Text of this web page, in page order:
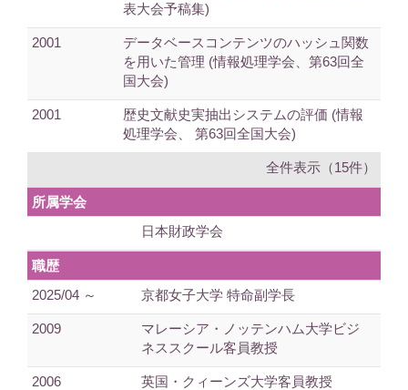
表大会予稿集)
2001
データベースコンテンツのハッシュ関数
を用いた管理 (情報処理学会、第63回全
国大会)
2001
歴史文献史実抽出システムの評価 (情報
処理学会、 第63回全国大会)
全件表示（15件）
所属学会
日本財政学会
職歴
2025/04 ～
京都女子大学 特命副学長
2009
マレーシア・ノッテンハム大学ビジ
ネススクール客員教授
2006 英国・クィーンズ大学客員教授